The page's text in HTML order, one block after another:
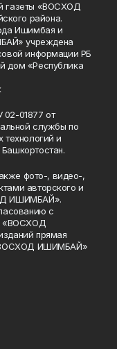
газеты «ВОСХОД
района.
Ишимбая и
учреждена
информации РБ
дом «Республика
01877 от
службы по
и
фото-, видео-,
авторского и
ИШИМБАЙ».
с
«ВОСХОД
прямая
«ВОСХОД ИШИМБАЙ»